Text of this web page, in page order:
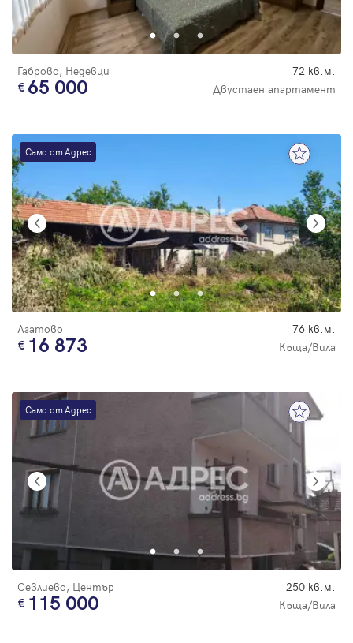
цена
Габрово, Недевци 72 кв.м.
65 000 Двустаен апартамент
Само от Адрес
Агатово 76 кв.м.
16 873 Къща/Вила
Само от Адрес
Севлиево, Център 250 кв.м.
115 000 Къща/Вила
Парола
Регистрация